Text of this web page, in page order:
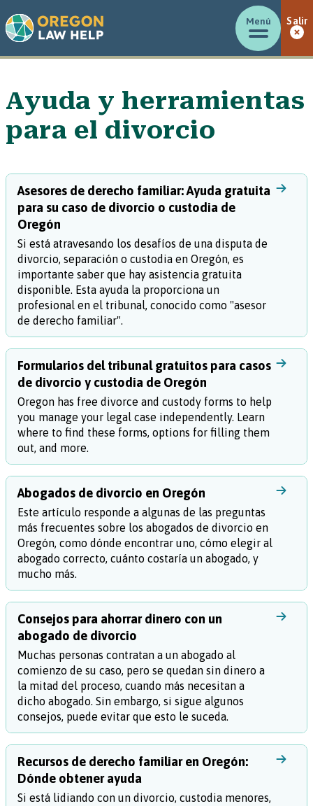
Menú Salir
Ayuda y herramientas
para el divorcio
Asesores de derecho familiar: Ayuda gratuita
para su caso de divorcio o custodia de
Oregón
Si está atravesando los desafíos de una disputa de
divorcio, separación o custodia en Oregón, es
importante saber que hay asistencia gratuita
disponible. Esta ayuda la proporciona un
profesional en el tribunal, conocido como "asesor
de derecho familiar".
Formularios del tribunal gratuitos para casos
de divorcio y custodia de Oregón
Oregon has free divorce and custody forms to help
you manage your legal case independently. Learn
where to find these forms, options for filling them
out, and more.
Abogados de divorcio en Oregón
Este artículo responde a algunas de las preguntas
más frecuentes sobre los abogados de divorcio en
Oregón, como dónde encontrar uno, cómo elegir al
abogado correcto, cuánto costaría un abogado, y
mucho más.
Consejos para ahorrar dinero con un
abogado de divorcio
Muchas personas contratan a un abogado al
comienzo de su caso, pero se quedan sin dinero a
la mitad del proceso, cuando más necesitan a
dicho abogado. Sin embargo, si sigue algunos
consejos, puede evitar que esto le suceda.
Recursos de derecho familiar en Oregón:
Dónde obtener ayuda
Si está lidiando con un divorcio, custodia menores,